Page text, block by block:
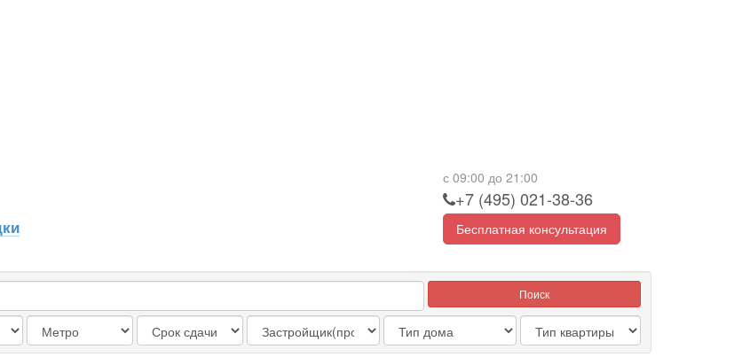
с 09:00 до 21:00
+7 (495) 021-38-36
Бесплатная консультация
Поиск